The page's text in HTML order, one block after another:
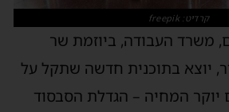
קרדיט: freepik
משרד העבודה, ביוזמת שר
יוצא בתוכנית חדשה שתקל על
יוקר המחיה – הגדלת הסבסוד